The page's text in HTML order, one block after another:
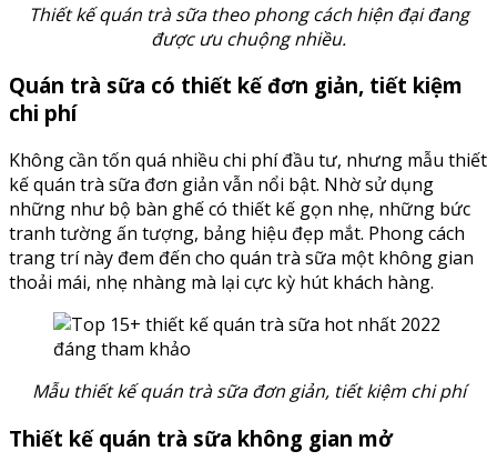
Thiết kế quán trà sữa theo phong cách hiện đại đang
được ưu chuộng nhiều.
Quán trà sữa có thiết kế đơn giản, tiết kiệm
chi phí
Không cần tốn quá nhiều chi phí đầu tư, nhưng mẫu thiết
kế quán trà sữa đơn giản vẫn nổi bật. Nhờ sử dụng
những như bộ bàn ghế có thiết kế gọn nhẹ, những bức
tranh tường ấn tượng, bảng hiệu đẹp mắt. Phong cách
trang trí này đem đến cho quán trà sữa một không gian
thoải mái, nhẹ nhàng mà lại cực kỳ hút khách hàng.
Mẫu thiết kế quán trà sữa đơn giản, tiết kiệm chi phí
Thiết kế quán trà sữa không gian mở